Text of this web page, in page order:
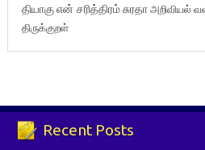
தியாகுஎன் சரித்திரம்சுரதாஅறிவியல்
திருக்குறள்
Recent Posts